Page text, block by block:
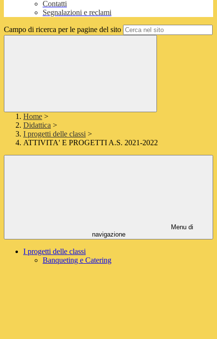
Contatti
Segnalazioni e reclami
Campo di ricerca per le pagine del sito
Home >
Didattica >
I progetti delle classi >
ATTIVITA' E PROGETTI A.S. 2021-2022
Menu di
navigazione
I progetti delle classi
Banqueting e Catering